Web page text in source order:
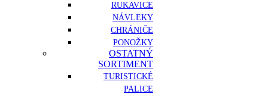
RUKAVICE
NÁVLEKY
CHRÁNIČE
PONOŽKY
OSTATNÝ
SORTIMENT
TURISTICKÉ
PALICE